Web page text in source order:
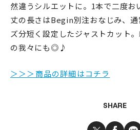
然違うシルエットに。1本で二度お
丈の長さはBegin別注おなじみ、
ズ分短く設定したジャストカット
の我々にも◎♪
＞＞＞商品の詳細はコチラ
SHARE